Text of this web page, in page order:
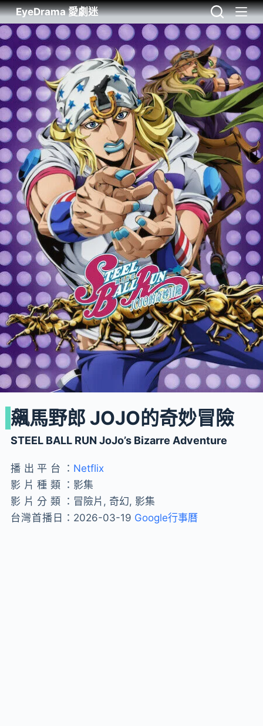
EyeDrama 愛劇迷
飆馬野郎 JOJO的奇妙冒險
STEEL BALL RUN JoJo’s Bizarre Adventure
播出平台： Netflix
影片種類： 影集
影片分類： 冒險片, 奇幻, 影集
台灣首播日： 2026-03-19 Google行事曆